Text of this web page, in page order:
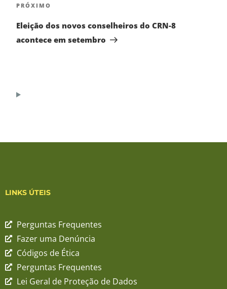
PRÓXIMO
Eleição dos novos conselheiros do CRN-8
acontece em setembro
LINKS ÚTEIS
Perguntas Frequentes
Fazer uma Denúncia
Códigos de Ética
Perguntas Frequentes
Lei Geral de Proteção de Dados